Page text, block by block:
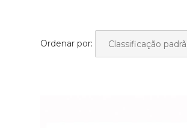
Ordenar por: